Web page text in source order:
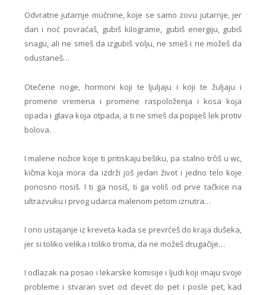
Odvratne jutarnje mučnine, koje se samo zovu jutarnje, jer
dan i noć povraćaš, gubiš kilograme, gubiš energiju, gubiš
snagu, ali ne smeš da izgubiš volju, ne smeš i ne možeš da
odustaneš…
Otečene noge, hormoni koji te ljuljaju i koji te žuljaju i
promene vremena i promene raspoloženja i kosa koja
opada i glava koja otpada, a ti ne smeš da popiješ lek protiv
bolova.
I malene nožice koje ti pritiskaju bešiku, pa stalno trčiš u wc,
kičma koja mora da izdrži još jedan život i jedno telo koje
ponosno nosiš. I ti ga nosiš, ti ga voliš od prve tačkice na
ultrazvuku i prvog udarca malenom petom iznutra…
I ono ustajanje iz kreveta kada se prevrćeš do kraja dušeka,
jer si toliko velika i toliko troma, da ne možeš drugačije…
I odlazak na posao i lekarske komisije i ljudi koji imaju svoje
probleme i stvaran svet od devet do pet i posle pet, kad